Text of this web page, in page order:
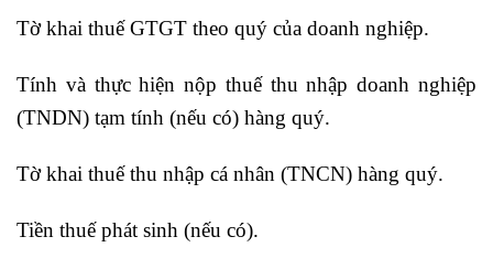
Tờ khai thuế GTGT theo quý của doanh nghiệp.
Tính và thực hiện nộp thuế thu nhập doanh nghiệp
(TNDN) tạm tính (nếu có) hàng quý.
Tờ khai thuế thu nhập cá nhân (TNCN) hàng quý.
Tiền thuế phát sinh (nếu có).